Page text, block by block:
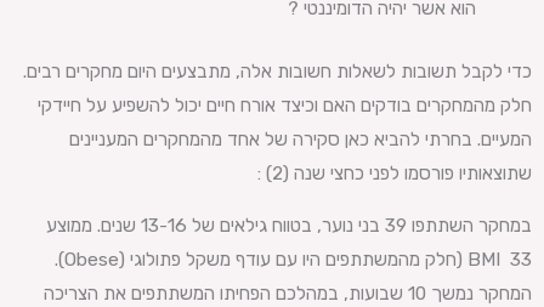
הוא אשר יהיה הדומיננטי ?
כדי לקבל תשובות לשאלות חשובות אלה, מתבצעים היום מחקרים רבים.
חלק מהמחקרים בודקים האם וכיצד אורח חיים יכול להשפיע על חיידקי
המעיים. בחרתי להביא כאן סקירה של אחד מהמחקרים המעניינים
שתוצאותיו פורסמו לפני כחצי שנה (2) :
במחקר השתתפו 39 בני נוער, בטווח גילאים של 13-16 שנים. ממוצע
BMI 33 (חלק מהמשתתפים היו עם עודף משקל פתולוגי (Obese).
המחקר נמשך 10 שבועות, במהלכם הפחיתו המשתתפים את הצריכה